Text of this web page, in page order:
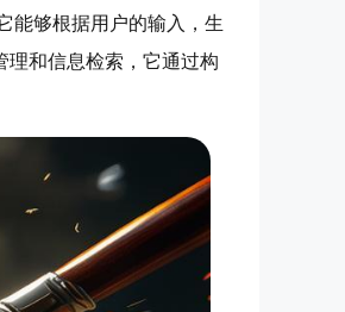
能够根据用户的输入，生
和信息检索，它通过构